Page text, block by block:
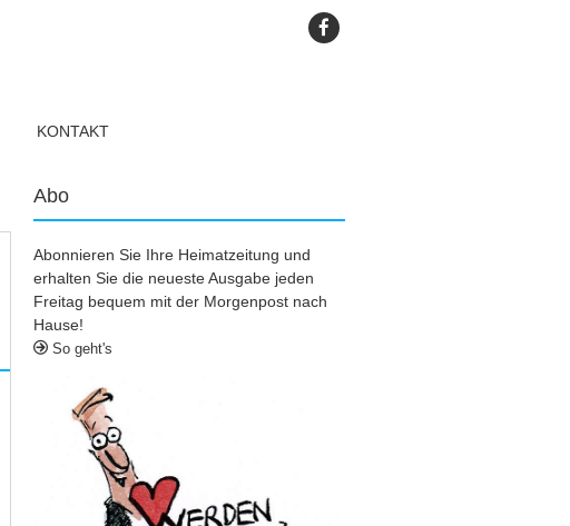
KONTAKT
Abo
Abonnieren Sie Ihre Heimatzeitung und
erhalten Sie die neueste Ausgabe jeden
Freitag bequem mit der Morgenpost nach
Hause!
So geht's